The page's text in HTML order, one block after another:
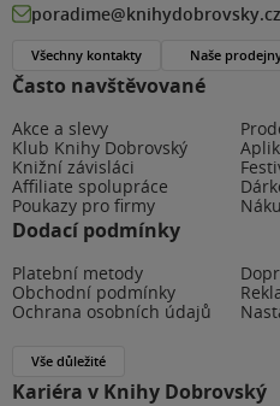
Často navštěvované
Akce a slevy
Klub Knihy Dobrovský
Knižní závisláci
Affiliate spolupráce
Poukazy pro firmy
Dodací podmínky
Platební metody
Obchodní podmínky
Ochrana osobních údajů
Vše důležité
Kariéra v Knihy Dobrovský
poradime@knihydobrovsky.cz
Všechny kontakty Naše